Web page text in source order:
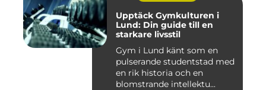
Upptäck Gymkulturen i
Lund: Din guide till en
starkare livsstil
Gym i Lund känt som en
pulserande studentstad med
en rik historia och en
blomstrande intellektu...